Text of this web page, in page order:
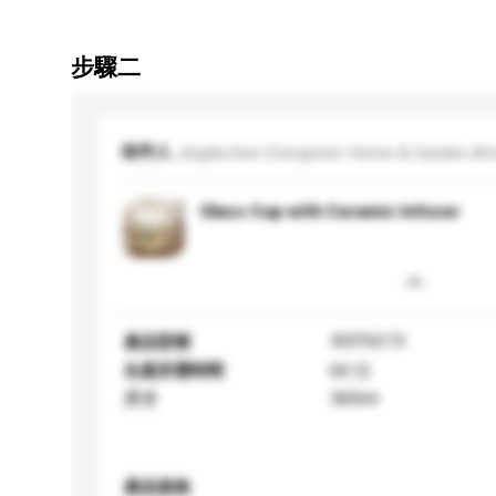
步驟二
收件人 Jingdezhen Evergreen Home & Garden
Glass Cup with Ceramic Infuser
產品型號
3GIT6215
生產所需時間
60 日
360ml
產品規格